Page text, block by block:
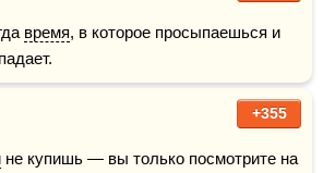
время, в которое просыпаешься и
+355
не купишь — вы только посмотрите на